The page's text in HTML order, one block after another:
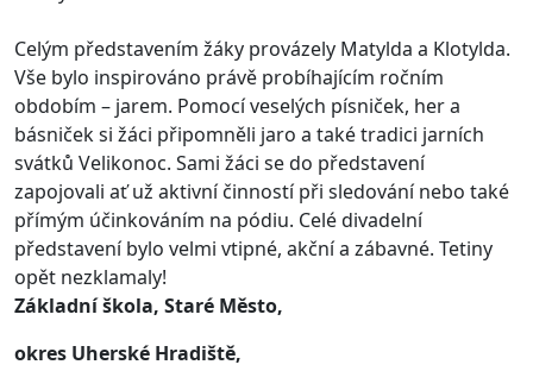
Celým představením žáky provázely Matylda a Klotylda.
Vše bylo inspirováno právě probíhajícím ročním
obdobím – jarem. Pomocí veselých písniček, her a
básniček si žáci připomněli jaro a také tradici jarních
svátků Velikonoc. Sami žáci se do představení
zapojovali ať už aktivní činností při sledování nebo také
přímým účinkováním na pódiu. Celé divadelní
představení bylo velmi vtipné, akční a zábavné. Tetiny
opět nezklamaly!
Základní škola, Staré Město,
okres Uherské Hradiště,